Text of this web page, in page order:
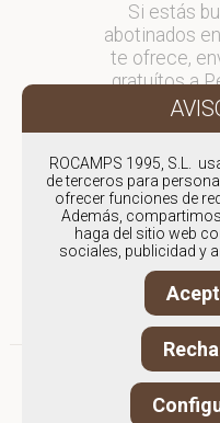
Si estás
abotinados
te ofrece,
gratuítos a
para otros
en
Los envíos a
entre
menos de
realizados
producto se
ROCAMPS 1995, S.L.
de terceros para
ofrecer funciones de
Además,
haga del sitio web
sociales, publicidad y